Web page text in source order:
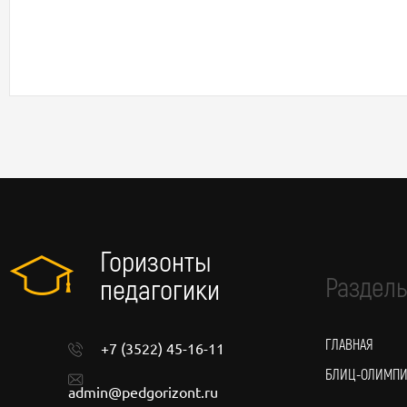
Горизонты
педагогики
+7 (3522) 45-16-11
admin@pedgorizont.ru
ГЛАВНАЯ
БЛИЦ-